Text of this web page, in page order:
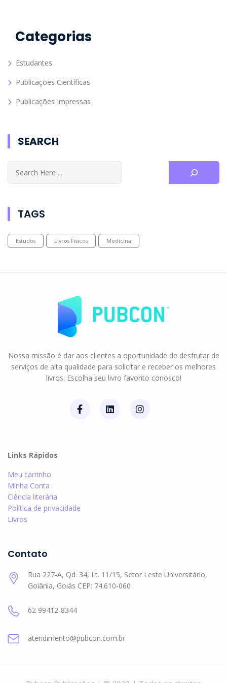
Categorias
Estudantes
Publicações Científicas
Publicações Impressas
SEARCH
TAGS
Estudos Livros Físicos Medicina
Nossa missão é dar aos clientes a oportunidade de desfrutar de
serviços de alta qualidade para solicitar e receber os melhores
livros. Escolha seu livro favorito conosco!
Links Rápidos
Meu carrinho
Minha Conta
Ciência literária
Política de privacidade
Livros
Contato
Rua 227-A, Qd. 34, Lt. 11/15, Setor Leste Universitário,
Goiânia, Goiás CEP: 74.610-060
62 99412-8344
atendimento@pubcon.com.br